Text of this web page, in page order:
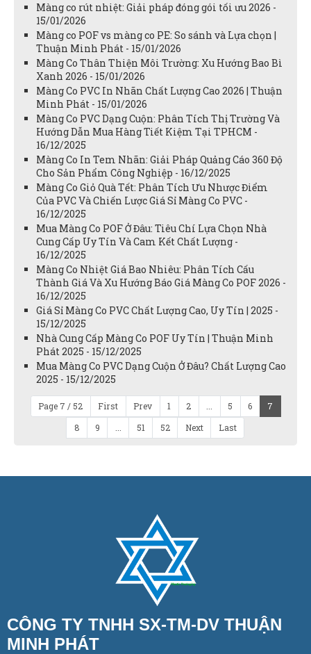
Màng co rút nhiệt: Giải pháp đóng gói tối ưu 2026 -
15/01/2026
Màng co POF vs màng co PE: So sánh và Lựa chọn |
Thuận Minh Phát - 15/01/2026
Màng Co Thân Thiện Môi Trường: Xu Hướng Bao Bì
Xanh 2026 - 15/01/2026
Màng Co PVC In Nhãn Chất Lượng Cao 2026 | Thuận
Minh Phát - 15/01/2026
Màng Co PVC Dạng Cuộn: Phân Tích Thị Trường Và
Hướng Dẫn Mua Hàng Tiết Kiệm Tại TPHCM -
16/12/2025
Màng Co In Tem Nhãn: Giải Pháp Quảng Cáo 360 Độ
Cho Sản Phẩm Công Nghiệp - 16/12/2025
Màng Co Giỏ Quà Tết: Phân Tích Ưu Nhược Điểm
Của PVC Và Chiến Lược Giá Sỉ Màng Co PVC -
16/12/2025
Mua Màng Co POF Ở Đâu: Tiêu Chí Lựa Chọn Nhà
Cung Cấp Uy Tín Và Cam Kết Chất Lượng -
16/12/2025
Màng Co Nhiệt Giá Bao Nhiêu: Phân Tích Cấu
Thành Giá Và Xu Hướng Báo Giá Màng Co POF 2026 -
16/12/2025
Giá Sỉ Màng Co PVC Chất Lượng Cao, Uy Tín | 2025 -
15/12/2025
Nhà Cung Cấp Màng Co POF Uy Tín | Thuận Minh
Phát 2025 - 15/12/2025
Mua Màng Co PVC Dạng Cuộn Ở Đâu? Chất Lượng Cao
2025 - 15/12/2025
Page 7 / 52 First Prev 1 2 ... 5 6
7
8
9 ... 51 52 Next Last
CÔNG TY TNHH SX-TM-DV THUẬN
MINH PHÁT